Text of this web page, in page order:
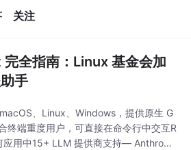
关注
全指南：Linux 基金会加
手
、Linux、Windows，提供原生 G
终端重度用户，可直接在命令行中交互R
应用中15+ LLM 提供商支持— Anthropi